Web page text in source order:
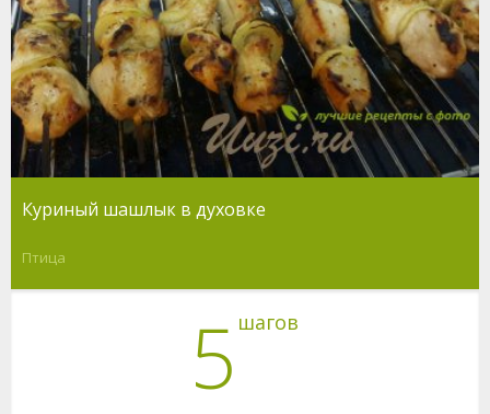
Куриный шашлык в духовке
Птица
5 шагов